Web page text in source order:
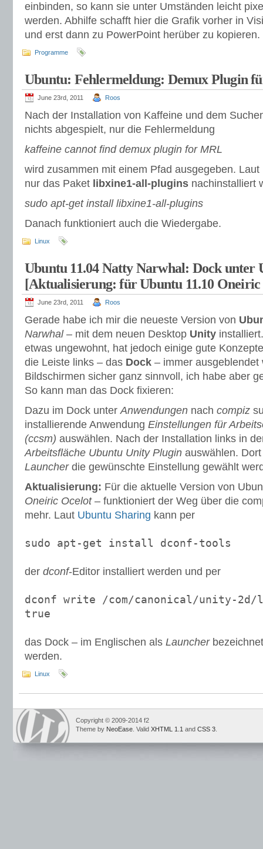
einbinden, so kann sie unter Umständen leicht
werden. Abhilfe schafft hier die Grafik vorher in
und erst dann zu PowerPoint herüber zu kopieren.
Programme
Ubuntu: Fehlermeldung: Demux Plugin
June 23rd, 2011 Roos
Nach der Installation von Kaffeine und dem
nichts abgespielt, nur die Fehlermeldung
kaffeine cannot find demux plugin for MRL
wird zusammen mit einem Pfad ausgegeben. Laut
nur das Paket libxine1-all-plugins nachinstalliert
sudo apt-get install libxine1-all-plugins
Danach funktioniert auch die Wiedergabe.
Linux
Ubuntu 11.04 Natty Narwhal: Dock unter
[Aktualisierung: für Ubuntu 11.10
June 23rd, 2011 Roos
Gerade habe ich mir die neueste Version von
Narwhal– mit dem neuen Desktop Unity
etwas ungewohnt, hat jedoch einige gute
die Leiste links – das Dock – immer ausgeblendet
Bildschirmen sicher ganz sinnvoll, ich habe aber
So kann man das Dock fixieren:
Dazu im Dock unterAnwendungen nach compiz
installierende Anwendung Einstellungen für
(ccsm) auswählen. Nach der Installation links in
Arbeitsfläche Ubuntu Unity Plugin auswählen.
Launcherdie gewünschte Einstellung gewählt
Aktualisierung: Für die aktuelle Version von
Oneiric Ocelot– funktioniert der Weg über die
mehr. Laut Ubuntu Sharing kann per
sudo apt-get install dconf-tools
der dconf-Editor installiert werden und per
dconf write /com/canonical/unity-2d/
true
das Dock – im Englischen als Launcher
werden.
Linux
Copyright © 2009-2014 f2
Theme by NeoEase . Valid XHTML 1.1 and CSS 3